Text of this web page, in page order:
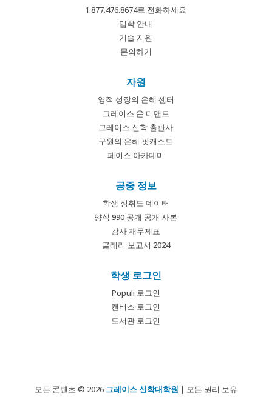
1.877.476.8674로 전화하세요
입학 안내
기술 지원
문의하기
자원
영적 성장의 은혜 센터
그레이스 온 디맨드
그레이스 신학 출판사
구원의 은혜 팟캐스트
페이스 아카데미
공중 정보
학생 성취도 데이터
양식 990 공개 공개 사본
감사 재무제표
클레리 보고서 2024
학생 로그인
Populi 로그인
캔버스 로그인
도서관 로그인
모든 콘텐츠 © 2026 그레이스 신학대학원 | 모든 권리 보유